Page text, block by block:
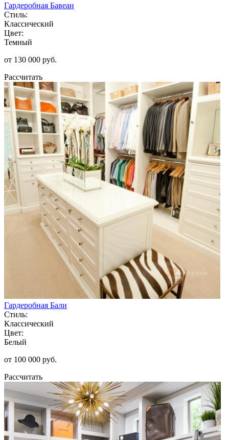
Гардеробная Бавеан
Стиль:
Классический
Цвет:
Темный
от 130 000 руб.
Рассчитать
Гардеробная Бали
Стиль:
Классический
Цвет:
Белый
от 100 000 руб.
Рассчитать